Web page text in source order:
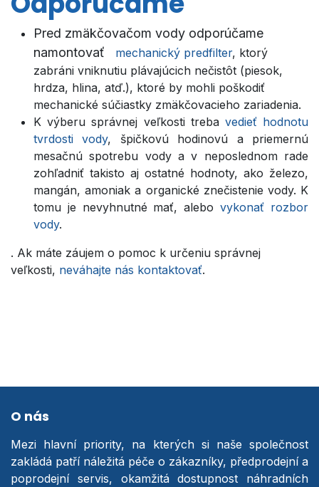
Pred zmäkčovačom vody odporúčame
namontovať
mechanický predfilter, ktorý
zabráni vniknutiu plávajúcich nečistôt (piesok,
hrdza, hlina, atď.), ktoré by mohli poškodiť
mechanické súčiastky zmäkčovacieho zariadenia.
K výberu správnej veľkosti treba vedieť hodnotu
tvrdosti vody, špičkovú hodinovú a priemernú
mesačnú spotrebu vody a v neposlednom rade
zohľadniť takisto aj ostatné hodnoty, ako železo,
mangán, amoniak a organické znečistenie vody. K
tomu je nevyhnutné mať, alebovykonať rozbor
vody.
. Ak máte záujem o pomoc k určeniu správnej
veľkosti, neváhajte nás kontaktovať.
O nás
Mezi hlavní priority, na kterých si naše společnost
zakládá patří náležitá péče o zákazníky, předprodejní a
poprodejní servis, okamžitá dostupnost náhradních